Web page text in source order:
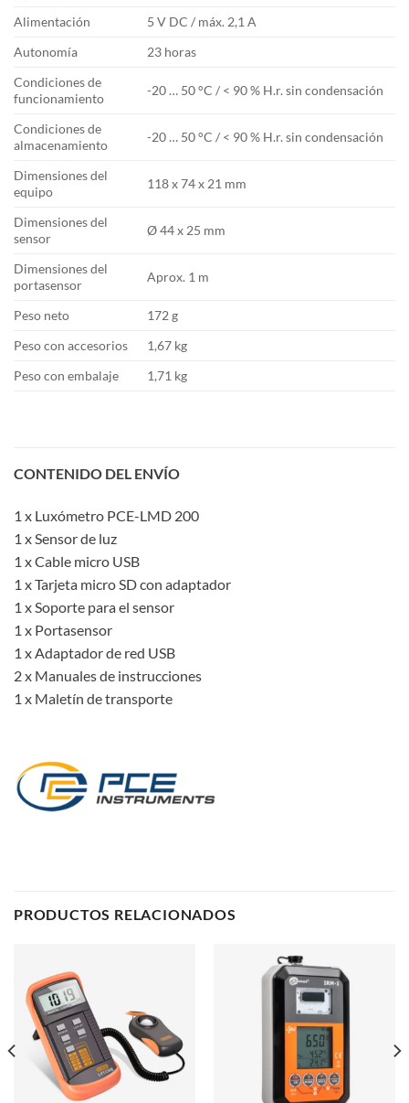
Alimentación
5 V DC / máx. 2,1 A
Autonomía
23 horas
Condiciones de
funcionamiento
-20 … 50 °C / < 90 % H.r. sin condensación
Condiciones de
almacenamiento
-20 … 50 °C / < 90 % H.r. sin condensación
Dimensiones del
equipo
118 x 74 x 21 mm
Dimensiones del
sensor
Ø 44 x 25 mm
Dimensiones del
portasensor
Aprox. 1 m
Peso neto
172 g
Peso con accesorios
1,67 kg
Peso con embalaje
1,71 kg
CONTENIDO DEL ENVÍO
1 x Luxómetro PCE-LMD 200
1 x Sensor de luz
1 x Cable micro USB
1 x Tarjeta micro SD con adaptador
1 x Soporte para el sensor
1 x Portasensor
1 x Adaptador de red USB
2 x Manuales de instrucciones
1 x Maletín de transporte
PRODUCTOS RELACIONADOS